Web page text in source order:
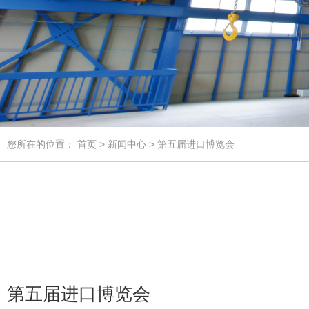
您所在的位置： 首页 > 新闻中心 > 第五届进口博览会
第五届进口博览会